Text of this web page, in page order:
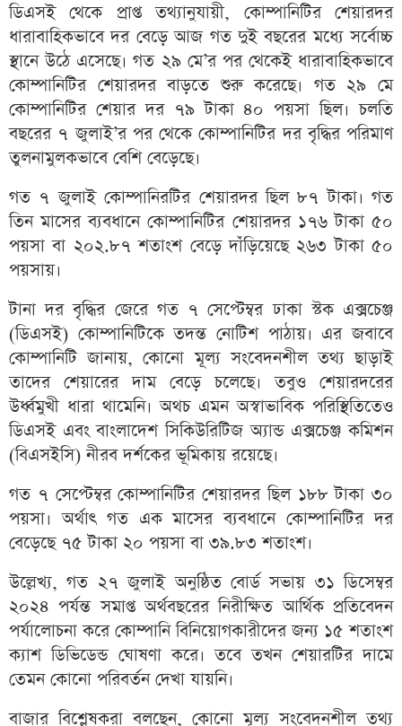
ডিএসই থেকে প্রাপ্ত তথ্যানুযায়ী, কোম্পানিটির শেয়ারদর
ধারাবাহিকভাবে দর বেড়ে আজ গত দুই বছরের মধ্যে সর্বোচ্চ
স্থানে উঠে এসেছে। গত ২৯ মে’র পর থেকেই ধারাবাহিকভাবে
কোম্পানিটির শেয়ারদর বাড়তে শুরু করেছে। গত ২৯ মে
কোম্পানিটির শেয়ার দর ৭৯ টাকা ৪০ পয়সা ছিল। চলতি
বছরের ৭ জুলাই’র পর থেকে কোম্পানিটির দর বৃদ্ধির পরিমাণ
তুলনামুলকভাবে বেশি বেড়েছে।
গত ৭ জুলাই কোম্পানিরটির শেয়ারদর ছিল ৮৭ টাকা। গত
তিন মাসের ব্যবধানে কোম্পানিটির শেয়ারদর ১৭৬ টাকা ৫০
পয়সা বা ২০২.৮৭ শতাংশ বেড়ে দাঁড়িয়েছে ২৬৩ টাকা ৫০
পয়সায়।
টানা দর বৃদ্ধির জেরে গত ৭ সেপ্টেম্বর ঢাকা স্টক এক্সচেঞ্জ
(ডিএসই) কোম্পানিটিকে তদন্ত নোটিশ পাঠায়। এর জবাবে
কোম্পানিটি জানায়, কোনো মূল্য সংবেদনশীল তথ্য ছাড়াই
তাদের শেয়ারের দাম বেড়ে চলেছে। তবুও শেয়ারদরের
উর্ধ্বমুখী ধারা থামেনি। অথচ এমন অস্বাভাবিক পরিস্থিতিতেও
ডিএসই এবং বাংলাদেশ সিকিউরিটিজ অ্যান্ড এক্সচেঞ্জ কমিশন
(বিএসইসি) নীরব দর্শকের ভূমিকায় রয়েছে।
গত ৭ সেপ্টেম্বর কোম্পানিটির শেয়ারদর ছিল ১৮৮ টাকা ৩০
পয়সা। অর্থাৎ গত এক মাসের ব্যবধানে কোম্পানিটির দর
বেড়েছে ৭৫ টাকা ২০ পয়সা বা ৩৯.৮৩ শতাংশ।
উল্লেখ্য, গত ২৭ জুলাই অনুষ্ঠিত বোর্ড সভায় ৩১ ডিসেম্বর
২০২৪ পর্যন্ত সমাপ্ত অর্থবছরের নিরীক্ষিত আর্থিক প্রতিবেদন
পর্যালোচনা করে কোম্পানি বিনিয়োগকারীদের জন্য ১৫ শতাংশ
ক্যাশ ডিভিডেন্ড ঘোষণা করে। তবে তখন শেয়ারটির দামে
তেমন কোনো পরিবর্তন দেখা যায়নি।
বাজার বিশ্লেষকরা বলছেন, কোনো মূল্য সংবেদনশীল তথ্য